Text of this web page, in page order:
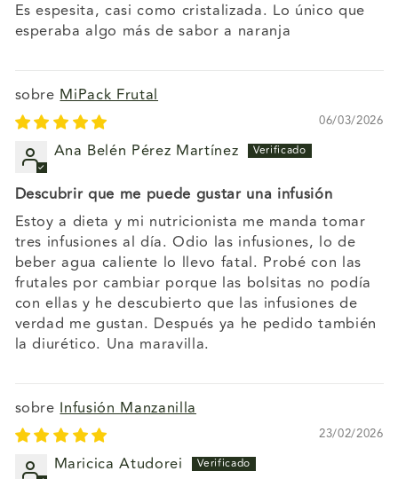
Es espesita, casi como cristalizada. Lo único que
esperaba algo más de sabor a naranja
MiPack Frutal
06/03/2026
Ana Belén Pérez Martínez
Descubrir que me puede gustar una infusión
Estoy a dieta y mi nutricionista me manda tomar
tres infusiones al día. Odio las infusiones, lo de
beber agua caliente lo llevo fatal. Probé con las
frutales por cambiar porque las bolsitas no podía
con ellas y he descubierto que las infusiones de
verdad me gustan. Después ya he pedido también
la diurético. Una maravilla.
Infusión Manzanilla
23/02/2026
Maricica Atudorei